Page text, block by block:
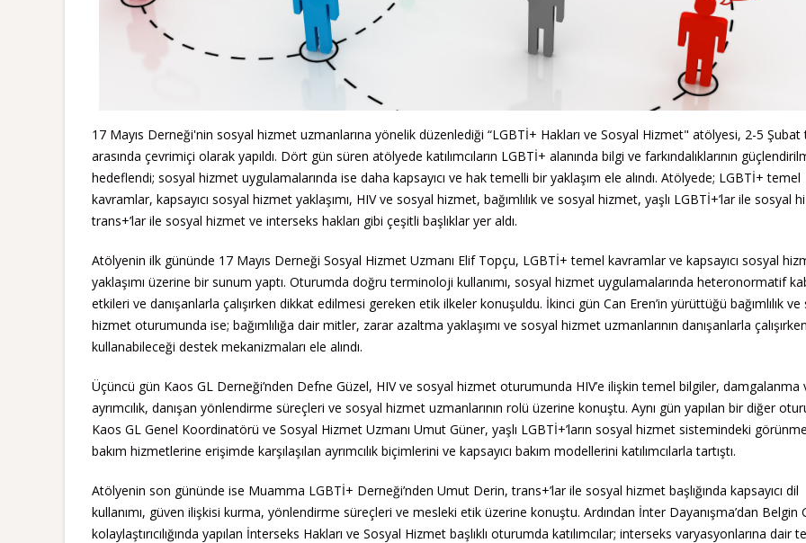
17 Mayıs Derneği'nin sosyal hizmet uzmanlarına yönelik düzenlediği “LGBTİ+ Hakları ve Sosyal Hizmet" atölyesi, 2-5 Şubat
arasında çevrimiçi olarak yapıldı. Dört gün süren atölyede katılımcıların LGBTİ+ alanında bilgi ve farkındalıklarının
hedeflendi; sosyal hizmet uygulamalarında ise daha kapsayıcı ve hak temelli bir yaklaşım ele alındı. Atölyede; LGBTİ+ temel
kavramlar, kapsayıcı sosyal hizmet yaklaşımı, HIV ve sosyal hizmet, bağımlılık ve sosyal hizmet, yaşlı LGBTİ+’lar ile sosyal
trans+’lar ile sosyal hizmet ve interseks hakları gibi çeşitli başlıklar yer aldı.
Atölyenin ilk gününde 17 Mayıs Derneği Sosyal Hizmet Uzmanı Elif Topçu, LGBTİ+ temel kavramlar ve kapsayıcı sosyal
yaklaşımı üzerine bir sunum yaptı. Oturumda doğru terminoloji kullanımı, sosyal hizmet uygulamalarında heteronormatif
etkileri ve danışanlarla çalışırken dikkat edilmesi gereken etik ilkeler konuşuldu. İkinci gün Can Eren’in yürüttüğü bağımlılık ve
hizmet oturumunda ise; bağımlılığa dair mitler, zarar azaltma yaklaşımı ve sosyal hizmet uzmanlarının danışanlarla çalışırken
kullanabileceği destek mekanizmaları ele alındı.
Üçüncü gün Kaos GL Derneği’nden Defne Güzel, HIV ve sosyal hizmet oturumunda HIV’e ilişkin temel bilgiler, damgalanma
ayrımcılık, danışan yönlendirme süreçleri ve sosyal hizmet uzmanlarının rolü üzerine konuştu. Aynı gün yapılan bir diğer
Kaos GL Genel Koordinatörü ve Sosyal Hizmet Uzmanı Umut Güner, yaşlı LGBTİ+’ların sosyal hizmet sistemindeki
bakım hizmetlerine erişimde karşılaşılan ayrımcılık biçimlerini ve kapsayıcı bakım modellerini katılımcılarla tartıştı.
Atölyenin son gününde ise Muamma LGBTİ+ Derneği’nden Umut Derin, trans+’lar ile sosyal hizmet başlığında kapsayıcı dil
kullanımı, güven ilişkisi kurma, yönlendirme süreçleri ve mesleki etik üzerine konuştu. Ardından İnter Dayanışma’dan Belgin
kolaylaştırıcılığında yapılan İnterseks Hakları ve Sosyal Hizmet başlıklı oturumda katılımcılar; interseks varyasyonlarına dair